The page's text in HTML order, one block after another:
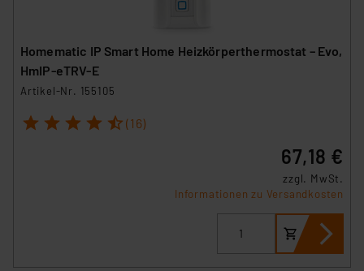
Homematic IP Smart Home Heizkörperthermostat – Evo,
HmIP-eTRV-E
Artikel-Nr. 155105
1 2 3 4 5 (16)
67,18 €
zzgl. MwSt.
Informationen zu Versandkosten